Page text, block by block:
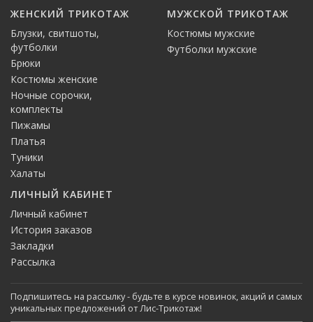
ЖЕНСКИЙ ТРИКОТАЖ
Блузки, свитшоты,
футболки
Брюки
Костюмы женские
Ночные сорочки,
комплекты
Пижамы
Платья
Туники
Халаты
МУЖСКОЙ ТРИКОТАЖ
Костюмы мужские
Футболки мужские
ЛИЧНЫЙ КАБИНЕТ
Личный кабинет
История заказов
Закладки
Рассылка
Подпишитесь на рассылку - будьте в курсе новинок, акций и самых
уникальных предложений от Лис-Трикотаж!